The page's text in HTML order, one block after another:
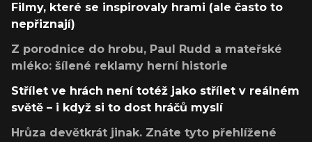
Filmy, které se inspirovaly hrami (ale často to
nepřiznají)
Z porodnice do hrobu, Paul Rudd a mateřské
mléko: šílené reklamy herní historie
Střílet ve hrách není totéž jako střílet v reálném
světě – i když si to dost hráčů myslí
Hrůza devětkrát jinak. Znáte tyto přehlížené